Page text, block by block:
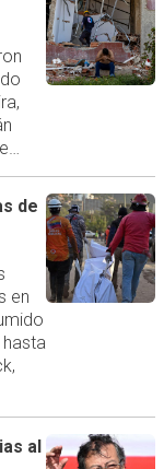
de
en
al